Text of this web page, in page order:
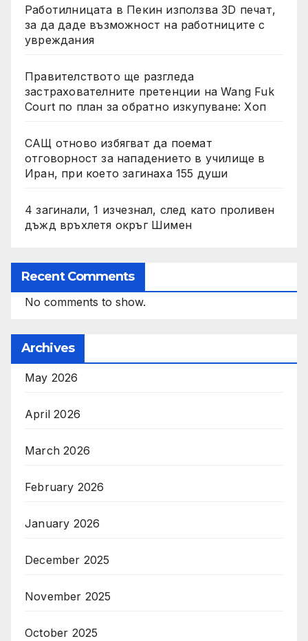
Работилницата в Пекин използва 3D печат,
за да даде възможност на работниците с
увреждания
Правителството ще разгледа
застрахователните претенции на Wang Fuk
Court по план за обратно изкупуване: Хоп
САЩ отново избягват да поемат
отговорност за нападението в училище в
Иран, при което загинаха 155 души
4 загинали, 1 изчезнал, след като проливен
дъжд връхлетя окръг Шимен
Recent Comments
No comments to show.
Archives
May 2026
April 2026
March 2026
February 2026
January 2026
December 2025
November 2025
October 2025